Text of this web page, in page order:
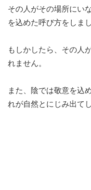
その人がその場所にい
を込めた呼び方をしま
もしかしたら、その人
れません。
また、陰では敬意を込
れが自然とにじみ出て